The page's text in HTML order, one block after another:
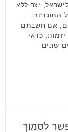
יצר ללא
התוכניות
אם חשבתם
כדאי
שונים
לסמוך